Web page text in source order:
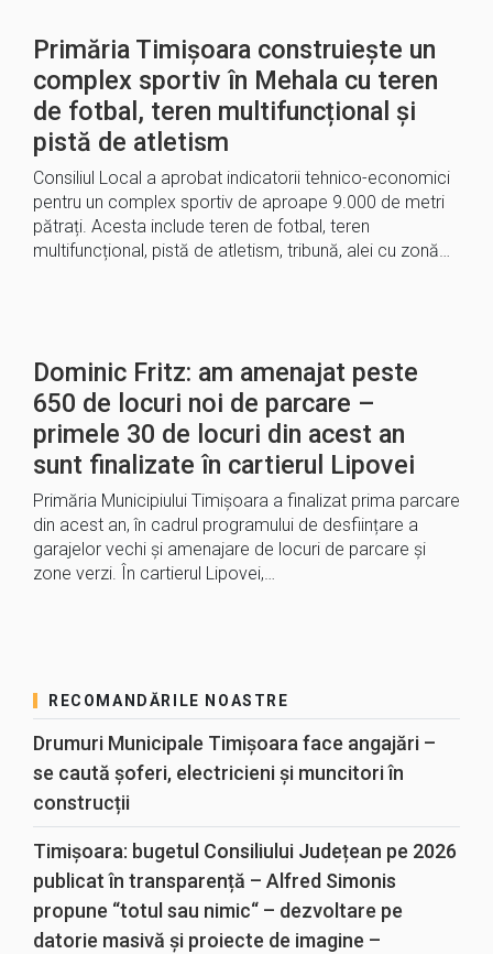
Primăria Timișoara construiește un
complex sportiv în Mehala cu teren
de fotbal, teren multifuncțional și
pistă de atletism
Consiliul Local a aprobat indicatorii tehnico-economici
pentru un complex sportiv de aproape 9.000 de metri
pătrați. Acesta include teren de fotbal, teren
multifuncțional, pistă de atletism, tribună, alei cu zonă…
Dominic Fritz: am amenajat peste
650 de locuri noi de parcare –
primele 30 de locuri din acest an
sunt finalizate în cartierul Lipovei
Primăria Municipiului Timișoara a finalizat prima parcare
din acest an, în cadrul programului de desființare a
garajelor vechi și amenajare de locuri de parcare și
zone verzi. În cartierul Lipovei,…
RECOMANDĂRILE NOASTRE
Drumuri Municipale Timișoara face angajări –
se caută șoferi, electricieni și muncitori în
construcții
Timișoara: bugetul Consiliului Județean pe 2026
publicat în transparență – Alfred Simonis
propune “totul sau nimic“ – dezvoltare pe
datorie masivă și proiecte de imagine –